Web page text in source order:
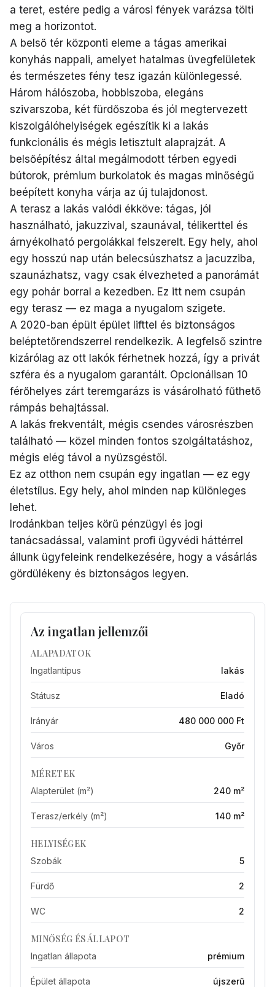
a teret, estére pedig a városi fények varázsa tölti
meg a horizontot.
A belső tér központi eleme a tágas amerikai
konyhás nappali, amelyet hatalmas üvegfelületek
és természetes fény tesz igazán különlegessé.
Három hálószoba, hobbiszoba, elegáns
szivarszoba, két fürdőszoba és jól megtervezett
kiszolgálóhelyiségek egészítik ki a lakás
funkcionális és mégis letisztult alaprajzát. A
belsőépítész által megálmodott térben egyedi
bútorok, prémium burkolatok és magas minőségű
beépített konyha várja az új tulajdonost.
A terasz a lakás valódi ékköve: tágas, jól
használható, jakuzzival, szaunával, télikerttel és
árnyékolható pergolákkal felszerelt. Egy hely, ahol
egy hosszú nap után belecsúszhatsz a jacuzziba,
szaunázhatsz, vagy csak élvezheted a panorámát
egy pohár borral a kezedben. Ez itt nem csupán
egy terasz — ez maga a nyugalom szigete.
A 2020-ban épült épület lifttel és biztonságos
beléptetőrendszerrel rendelkezik. A legfelső szintre
kizárólag az ott lakók férhetnek hozzá, így a privát
szféra és a nyugalom garantált. Opcionálisan 10
férőhelyes zárt teremgarázs is vásárolható fűthető
rámpás behajtással.
A lakás frekventált, mégis csendes városrészben
található — közel minden fontos szolgáltatáshoz,
mégis elég távol a nyüzsgéstől.
Ez az otthon nem csupán egy ingatlan — ez egy
életstílus. Egy hely, ahol minden nap különleges
lehet.
Irodánkban teljes körű pénzügyi és jogi
tanácsadással, valamint profi ügyvédi háttérrel
állunk ügyfeleink rendelkezésére, hogy a vásárlás
gördülékeny és biztonságos legyen.
Az ingatlan jellemzői
ALAPADATOK
Ingatlantípus lakás
Státusz Eladó
Irányár 480 000 000 Ft
Város Győr
MÉRETEK
Alapterület (m²) 240 m²
Terasz/erkély (m²) 140 m²
HELYISÉGEK
Szobák 5
Fürdő 2
WC 2
MINŐSÉG ÉS ÁLLAPOT
Ingatlan állapota prémium
Épület állapota újszerű